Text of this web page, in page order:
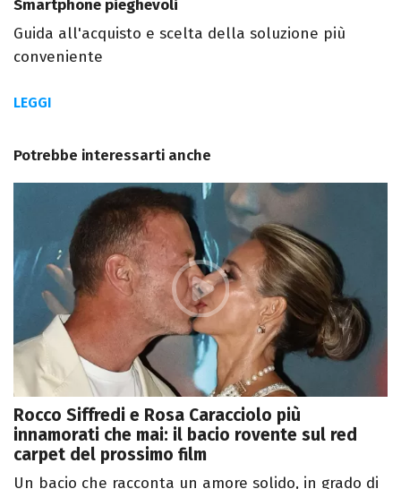
Smartphone pieghevoli
Guida all'acquisto e scelta della soluzione più
conveniente
LEGGI
Potrebbe interessarti anche
Rocco Siffredi e Rosa Caracciolo più
innamorati che mai: il bacio rovente sul red
carpet del prossimo film
Un bacio che racconta un amore solido, in grado di